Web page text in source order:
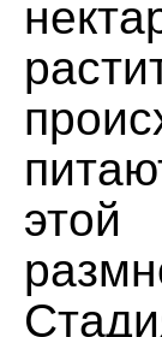
этой